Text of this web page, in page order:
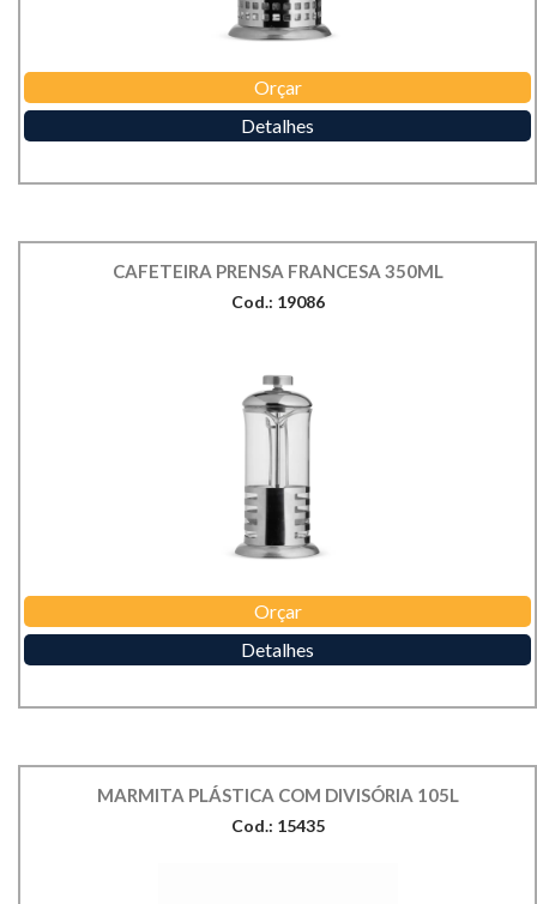
Orçar
Detalhes
CAFETEIRA PRENSA FRANCESA 350ML
Cod.: 19086
Orçar
Detalhes
MARMITA PLÁSTICA COM DIVISÓRIA 105L
Cod.: 15435